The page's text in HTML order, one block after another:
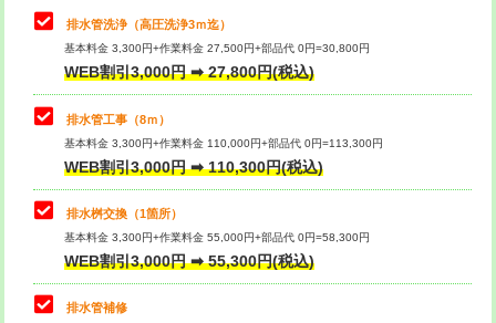
排水管工事（追加 排水管工事/3ｍ超
え）
マス交換（土の掘削・埋め戻し作業）
マス交換（深さ50㎝未満）
マス交換（深さ50㎝以上） 66,000円
コンクリート斫り（厚さ10㎝まで）
コンクリート斫り（厚さ10㎝超え）
モルタル補修（厚さ10㎝まで）
理・調整・分解・加工など（中作業）
止水・漏水調査・防水処理・清掃・修
理・調整・分解・加工など（重作業）
33,000円
その他部品の脱着
交換・取付（タンク） 22,000円+材料費
交換・取付(単水栓（壁付・デッキ
式）)
交換・取付(混合水栓（壁付・デッキ
式・ワンホール）)
16,500円+材料費
排水管洗浄（高圧洗浄3ｍ迄）
基本料金 3,300円+作業料金 27,500円+部品代 0円=30,800円
WEB割引3,000円 ➡ 27,800円(税込)
排水管工事（8ｍ）
基本料金 3,300円+作業料金 110,000円+部品代 0円=113,300円
WEB割引3,000円 ➡ 110,300円(税込)
排水桝交換（1箇所）
基本料金 3,300円+作業料金 55,000円+部品代 0円=58,300円
WEB割引3,000円 ➡ 55,300円(税込)
排水管補修